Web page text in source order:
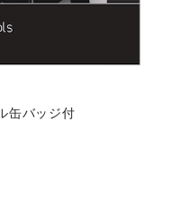
缶バッジ付